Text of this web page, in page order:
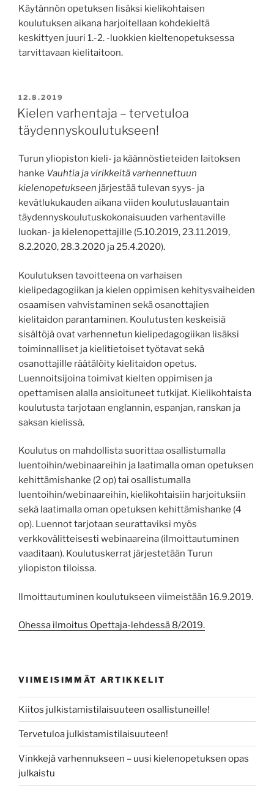
Käytännön opetuksen lisäksi kielikohtaisen
koulutuksen aikana harjoitellaan kohdekieltä
keskittyen juuri 1.-2. -luokkien kieltenopetuksessa
tarvittavaan kielitaitoon.
JULKAISTU
12.8.2019
Kielen varhentaja – tervetuloa
täydennyskoulutukseen!
Turun yliopiston kieli- ja käännöstieteiden laitoksen
hanke Vauhtia ja virikkeitä varhennettuun
kielenopetukseen järjestää tulevan syys- ja
kevätlukukauden aikana viiden koulutuslauantain
täydennyskoulutuskokonaisuuden varhentaville
luokan- ja kielenopettajille (5.10.2019, 23.11.2019,
8.2.2020, 28.3.2020 ja 25.4.2020).
Koulutuksen tavoitteena on varhaisen
kielipedagogiikan ja kielen oppimisen kehitysvaiheiden
osaamisen vahvistaminen sekä osanottajien
kielitaidon parantaminen. Koulutusten keskeisiä
sisältöjä ovat varhennetun kielipedagogiikan lisäksi
toiminnalliset ja kielitietoiset työtavat sekä
osanottajille räätälöity kielitaidon opetus.
Luennoitsijoina toimivat kielten oppimisen ja
opettamisen alalla ansioituneet tutkijat. Kielikohtaista
koulutusta tarjotaan englannin, espanjan, ranskan ja
saksan kielissä.
Koulutus on mahdollista suorittaa osallistumalla
luentoihin/webinaareihin ja laatimalla oman opetuksen
kehittämishanke (2 op) tai osallistumalla
luentoihin/webinaareihin, kielikohtaisiin harjoituksiin
sekä laatimalla oman opetuksen kehittämishanke (4
op). Luennot tarjotaan seurattaviksi myös
verkkovälitteisesti webinaareina (ilmoittautuminen
vaaditaan). Koulutuskerrat järjestetään Turun
yliopiston tiloissa.
Ilmoittautuminen koulutukseen viimeistään 16.9.2019.
Ohessa ilmoitus Opettaja-lehdessä 8/2019.
VIIMEISIMMÄT ARTIKKELIT
Kiitos julkistamistilaisuuteen osallistuneille!
Tervetuloa julkistamistilaisuuteen!
Vinkkejä varhennukseen – uusi kielenopetuksen opas
julkaistu